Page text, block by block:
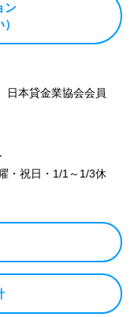
ン
日本貸金業協会会員
・祝日・1/1～1/3休